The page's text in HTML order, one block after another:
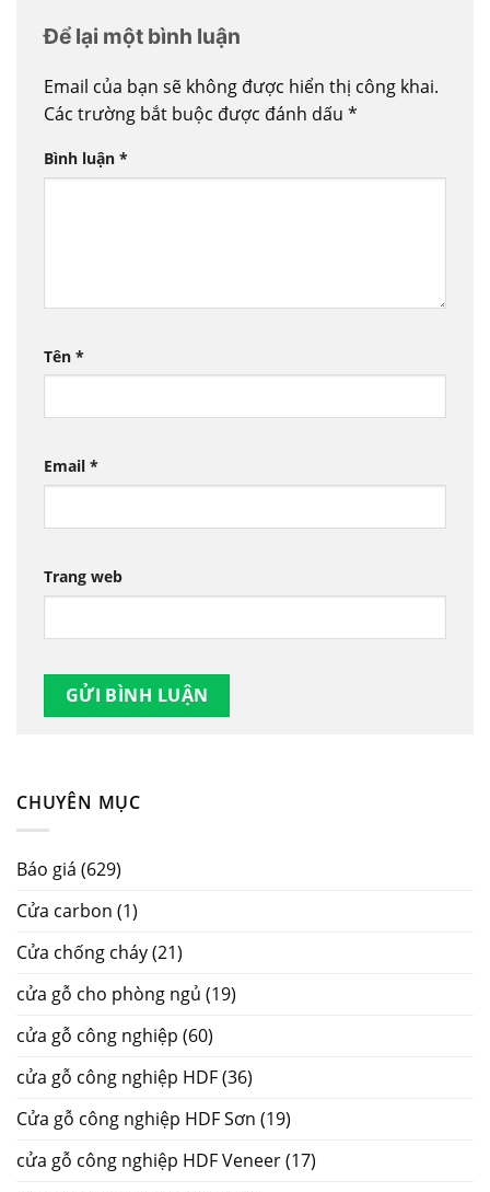
CHUYÊN MỤC
Báo giá (629)
Cửa carbon (1)
Cửa chống cháy(21)
cửa gỗ cho phòng ngủ (19)
cửa gỗ công nghiệp (60)
cửa gỗ công nghiệp HDF(36)
Cửa gỗ công nghiệp HDF Sơn (19)
cửa gỗ công nghiệp HDF Veneer(17)
Để lại một bình luận
Email của bạn sẽ không được hiển thị công khai.
Các trường bắt buộc được đánh dấu *
Bình luận *
Tên *
Email *
Trang web